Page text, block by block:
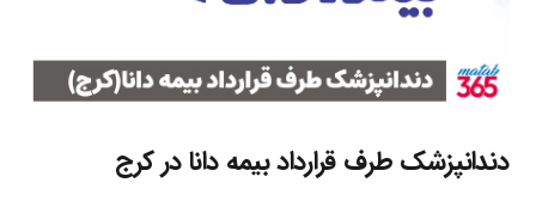
دندانپزشک طرف قرارداد بیمه دانا در کرج